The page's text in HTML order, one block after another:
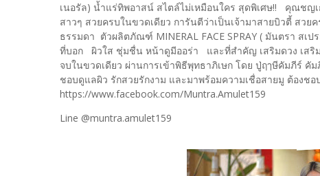
เนอรัล) น้ำแร่ทิพอาสน์ สไตล์ไม่เหมือนใคร สุดพิเศษ!! คุณชญเ
สาวๆ สวยครบในขวดเดียว การันตีว่าเป็นเจ้ามาสายบิวตี้ สว
ธรรมดา ตัวผลิตภัณฑ์ MINERAL FACE SPRAY ( มันตรา สเ
ที่บอก ผิวใส ชุ่มชื่น หน้าดูมีออร่า และที่สำคัญ เสริมดวง เสริ
จบในขวดเดียว ผ่านการเข้าพิธีพุทธาภิเษก โดย ปู่ฤๅษีคัมภีร์
ชอบดูแลผิว รักสวยรักงาม และมาพร้อมความเชื่อสายมู ต้องช
https://www.facebook.com/Muntra.Amulet159
Line @muntra.amulet159